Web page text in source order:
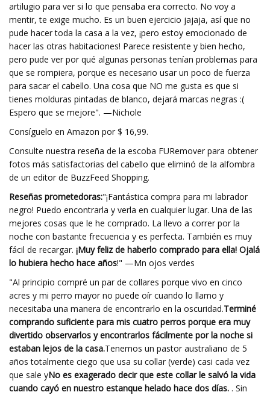
artilugio para ver si lo que pensaba era correcto. No voy a
mentir, te exige mucho. Es un buen ejercicio jajaja, así que no
pude hacer toda la casa a la vez, ¡pero estoy emocionado de
hacer las otras habitaciones! Parece resistente y bien hecho,
pero pude ver por qué algunas personas tenían problemas para
que se rompiera, porque es necesario usar un poco de fuerza
para sacar el cabello. Una cosa que NO me gusta es que si
tienes molduras pintadas de blanco, dejará marcas negras :(
Espero que se mejore". —Nichole
Consíguelo en Amazon por $ 16,99.
Consulte nuestra reseña de la escoba FURemover para obtener
fotos más satisfactorias del cabello que eliminó de la alfombra
de un editor de BuzzFeed Shopping.
Reseñas prometedoras:"¡Fantástica compra para mi labrador
negro! Puedo encontrarla y verla en cualquier lugar. Una de las
mejores cosas que le he comprado. La llevo a correr por la
noche con bastante frecuencia y es perfecta. También es muy
fácil de recargar. ¡Muy feliz de haberlo comprado para ella! Ojalá
lo hubiera hecho hace años!" —Mn ojos verdes
"Al principio compré un par de collares porque vivo en cinco
acres y mi perro mayor no puede oír cuando lo llamo y
necesitaba una manera de encontrarlo en la oscuridad.Terminé
comprando suficiente para mis cuatro perros porque era muy
divertido observarlos y encontrarlos fácilmente por la noche si
estaban lejos de la casa.Tenemos un pastor australiano de 5
años totalmente ciego que usa su collar (verde) casi cada vez
que sale yNo es exagerado decir que este collar le salvó la vida
cuando cayó en nuestro estanque helado hace dos días. . Sin